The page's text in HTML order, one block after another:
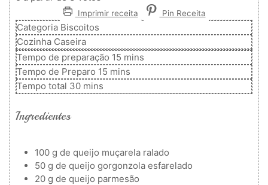
Imprimir receita Pin Receita
Categoria Biscoitos
Cozinha Caseira
Tempo de preparação 15 minutos
mins
Tempo de Preparo 15 minutos
mins
Tempo total 30minutos
mins
Ingredientes
100 g de queijo muçarela ralado
50 g de queijo gorgonzola esfarelado
20 g de queijo parmesão